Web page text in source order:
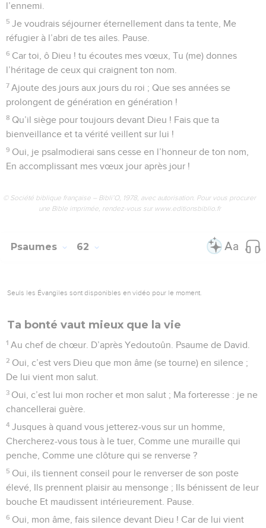
l’ennemi.
5 Je voudrais séjourner éternellement dans ta tente, Me
réfugier à l’abri de tes ailes. Pause.
6 Car toi, ô Dieu ! tu écoutes mes vœux, Tu (me) donnes
l’héritage de ceux qui craignent ton nom.
7 Ajoute des jours aux jours du roi ; Que ses années se
prolongent de génération en génération !
8 Qu’il siège pour toujours devant Dieu ! Fais que ta
bienveillance et ta vérité veillent sur lui !
9 Oui, je psalmodierai sans cesse en l’honneur de ton nom,
En accomplissant mes vœux jour après jour !
© Société biblique française – Bibli’O, 1978, avec autorisation. Pour vous procurer
une Bible imprimée, rendez-vous sur www.editionsbiblio.fr
Psaumes 62
Seuls les Évangiles sont disponibles en vidéo pour le moment.
Ta bonté vaut mieux que la vie
1 Au chef de chœur. D’après Yedoutoûn. Psaume de David.
2 Oui, c’est vers Dieu que mon âme (se tourne) en silence ;
De lui vient mon salut.
3 Oui, c’est lui mon rocher et mon salut ; Ma forteresse : je ne
chancellerai guère.
4 Jusques à quand vous jetterez-vous sur un homme,
Chercherez-vous tous à le tuer, Comme une muraille qui
penche, Comme une clôture qui se renverse ?
5 Oui, ils tiennent conseil pour le renverser de son poste
élevé, Ils prennent plaisir au mensonge ; Ils bénissent de leur
bouche Et maudissent intérieurement. Pause.
6 Oui, mon âme, fais silence devant Dieu ! Car de lui vient